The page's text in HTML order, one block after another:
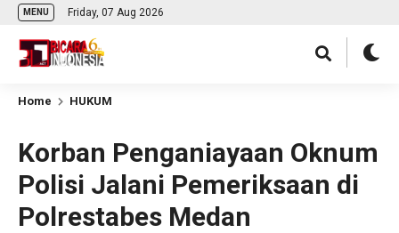
MENU Friday, 07 Aug 2026
Home HUKUM
Korban Penganiayaan Oknum
Polisi Jalani Pemeriksaan di
Polrestabes Medan